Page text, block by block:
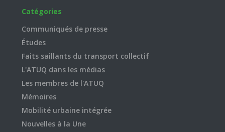
Catégories
Communiqués de presse
Études
Faits saillants du transport collectif
L'ATUQ dans les médias
Les membres de l'ATUQ
Mémoires
Mobilité urbaine intégrée
Nouvelles à la Une